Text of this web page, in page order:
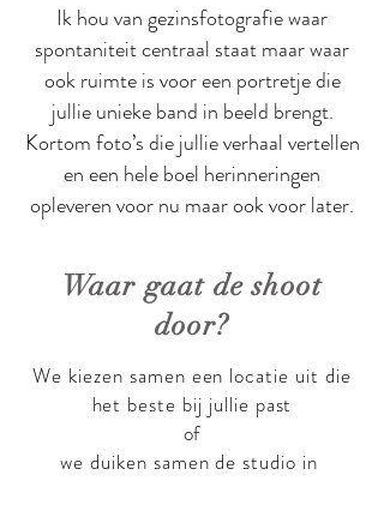
Ik hou van gezinsfotografie waar
spontaniteit centraal staat maar waar
ook ruimte is voor een portretje die
jullie unieke band in beeld brengt.
Kortom foto’s die jullie verhaal vertellen
en een hele boel herinneringen
opleveren voor nu maar ook voor later.
Waar gaat de shoot
door?
We kiezen samen een locatie uit die
het beste bij jullie past
of
we duiken samen de studio in